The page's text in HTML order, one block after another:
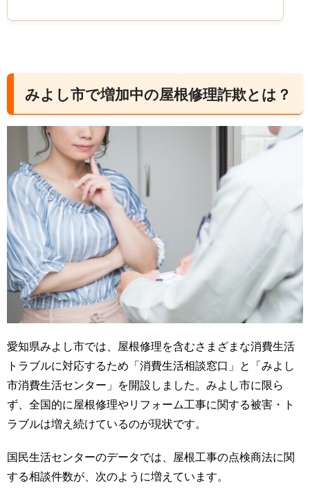
みよし市で増加中の屋根修理詐欺とは？
愛知県みよし市では、屋根修理を含むさまざまな消費生活
トラブルに対応するため「消費生活相談窓口」と「みよし
市消費生活センター」を開設しました。みよし市に限ら
ず、全国的に屋根修理やリフォーム工事に関する被害・ト
ラブルは増え続けているのが現状です。
国民生活センターのデータでは、屋根工事の点検商法に関
する相談件数が、次のように増えています。